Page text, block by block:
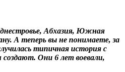
Абхазия, Южная
А теперь вы не понимаете, за
типичная история с
Они 6 лет воевали,